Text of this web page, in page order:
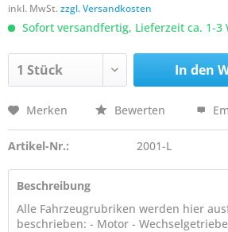
inkl. MwSt.zzgl. Versandkosten
Sofort versandfertig, Lieferzeit ca. 1-3
In den
Merken Bewerten
Artikel-Nr.: 2001-L
Beschreibung
Alle Fahrzeugrubriken werden hier
beschrieben: - Motor -